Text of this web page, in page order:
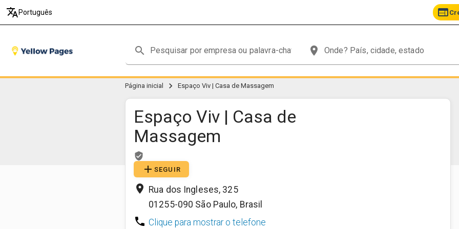
translate Português web
search place
Página inicial chevron_right Espaço Viv | Casa de Massagem
Espaço Viv | Casa de
Massagem
verified_user
add SEGUIR
place Rua dos Ingleses, 325
01255-090 São Paulo, Brasil
phone Clique para mostrar o telefone